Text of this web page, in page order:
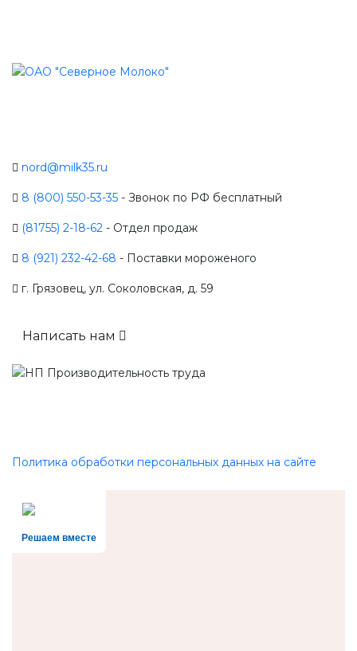
nord@milk35.ru
8 (800) 550-53-35 - Звонок по РФ бесплатный
(81755) 2-18-62 - Отдел продаж
8 (921) 232-42-68 - Поставки мороженого
г. Грязовец, ул. Соколовская, д. 59
Написать нам
Политика обработки персональных данных на сайте
Решаем вместе